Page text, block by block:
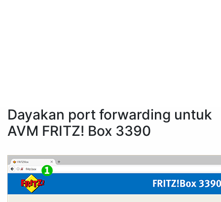
Dayakan port forwarding untuk
AVM FRITZ! Box 3390